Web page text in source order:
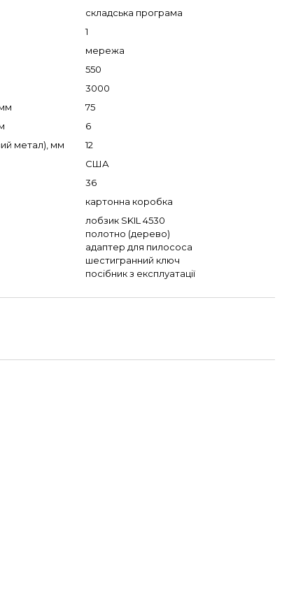
складська програма
1
мережа
550
3000
75
6
метал), мм
12
США
36
картонна коробка
лобзик SKIL 4530
полотно (дерево)
адаптер для пилососа
шестигранний ключ
посібник з експлуатації